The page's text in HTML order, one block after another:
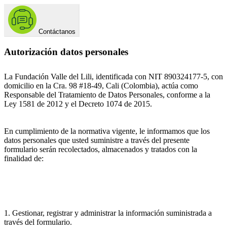
Contáctanos
Autorización datos personales
La Fundación Valle del Lili, identificada con NIT 890324177-5, con
domicilio en la Cra. 98 #18-49, Cali (Colombia), actúa como
Responsable del Tratamiento de Datos Personales, conforme a la
Ley 1581 de 2012 y el Decreto 1074 de 2015.
En cumplimiento de la normativa vigente, le informamos que los
datos personales que usted suministre a través del presente
formulario serán recolectados, almacenados y tratados con la
finalidad de:
1. Gestionar, registrar y administrar la información suministrada a
través del formulario.